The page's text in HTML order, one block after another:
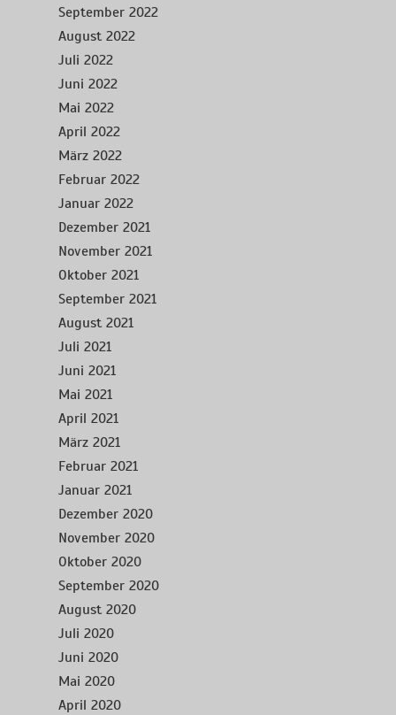
September 2022
August 2022
Juli 2022
Juni 2022
Mai 2022
April 2022
März 2022
Februar 2022
Januar 2022
Dezember 2021
November 2021
Oktober 2021
September 2021
August 2021
Juli 2021
Juni 2021
Mai 2021
April 2021
März 2021
Februar 2021
Januar 2021
Dezember 2020
November 2020
Oktober 2020
September 2020
August 2020
Juli 2020
Juni 2020
Mai 2020
April 2020